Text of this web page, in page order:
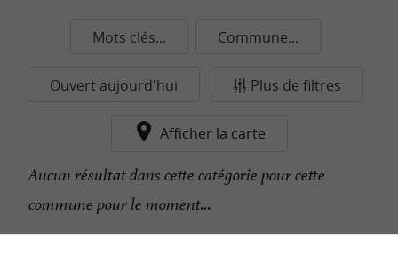
Mots clés... Commune...
Ouvert aujourd'hui Plus de filtres
Afficher la carte
Aucun résultat dans cette catégorie pour cette
commune pour le moment...